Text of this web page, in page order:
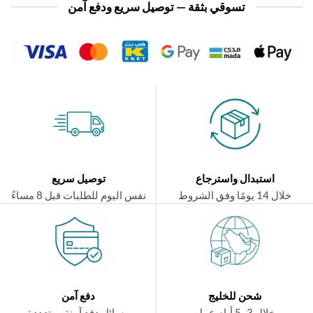
تسوقي بثقة — توصيل سريع ودفع آمن
استبدال واسترجاع
توصيل سريع
نفس اليوم للطلبات قبل 8 مساءً
شحن للخليج
دفع آمن